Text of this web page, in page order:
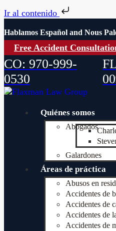
Ir al contenido
Hablamos Español and Nous
Free Accident
CO: 970-999-
0530
Quiénes somos
Abogados
Galardones
Áreas de práctica
Abusos en
Accidentes de
Accidentes de
Accidentes de
Accidentes de